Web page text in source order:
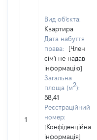
1
Вид об'єкта:
Квартира
Дата набуття
права:
[Член
сім'ї не надав
інформацію]
Загальна
площа (м2):
58,41
Реєстраційний
номер:
[Конфіденційна
інформація]